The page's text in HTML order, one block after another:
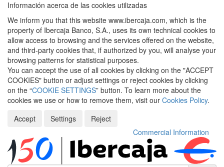
Información acerca de las cookies utilizadas
We inform you that this website www.ibercaja.com, which is the
property of Ibercaja Banco, S.A., uses its own technical cookies to
allow access to browsing and the services offered on the website,
and third-party cookies that, if authorized by you, will analyse your
browsing patterns for statistical purposes.
You can accept the use of all cookies by clicking on the "ACCEPT
COOKIES" button or adjust settings or reject cookies by clicking
on the “COOKIE SETTINGS” button. To learn more about the
cookies we use or how to remove them, visit our Cookies Policy.
Accept
Settings
Reject
Commercial Information